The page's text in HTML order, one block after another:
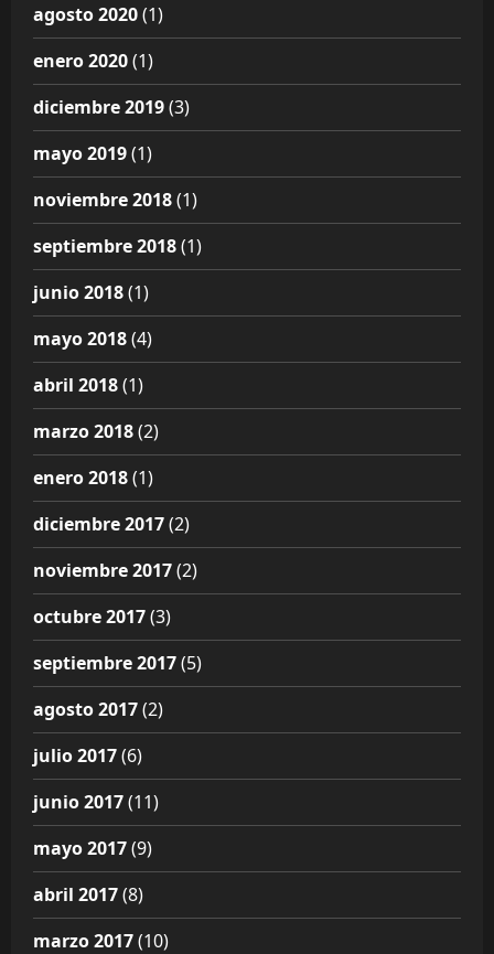
agosto 2020(1)
enero 2020(1)
diciembre 2019(3)
mayo 2019(1)
noviembre 2018(1)
septiembre 2018(1)
junio 2018(1)
mayo 2018(4)
abril 2018(1)
marzo 2018(2)
enero 2018(1)
diciembre 2017(2)
noviembre 2017(2)
octubre 2017(3)
septiembre 2017(5)
agosto 2017(2)
julio 2017(6)
junio 2017(11)
mayo 2017(9)
abril 2017(8)
marzo 2017(10)